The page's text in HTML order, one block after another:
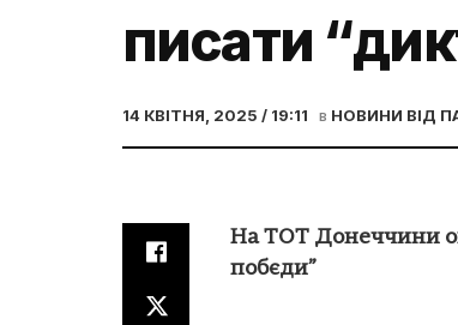
писати
14 КВІТНЯ, 2025 / 19:11 в НОВИНИ ВІД
На ТОТ Донеччини
побєди”